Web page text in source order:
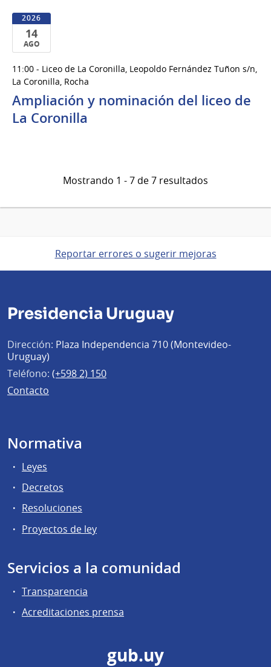
2026
14
AGO
de
Ago
del
2026
11:00 - Liceo de La Coronilla, Leopoldo Fernández Tuñon s/n,
La Coronilla, Rocha
Ampliación y nominación del liceo de
La Coronilla
Mostrando 1 - 7 de 7 resultados
Reportar errores o sugerir mejoras
Presidencia Uruguay
Dirección: Plaza Independencia 710 (Montevideo-
Uruguay)
Teléfono: (+598 2) 150
Contacto
Normativa
Leyes
Decretos
Resoluciones
Proyectos de ley
Servicios a la comunidad
Transparencia
Acreditaciones prensa
gub.uy